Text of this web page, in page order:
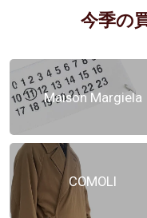
今季の
Maison Margiela
COMOLI